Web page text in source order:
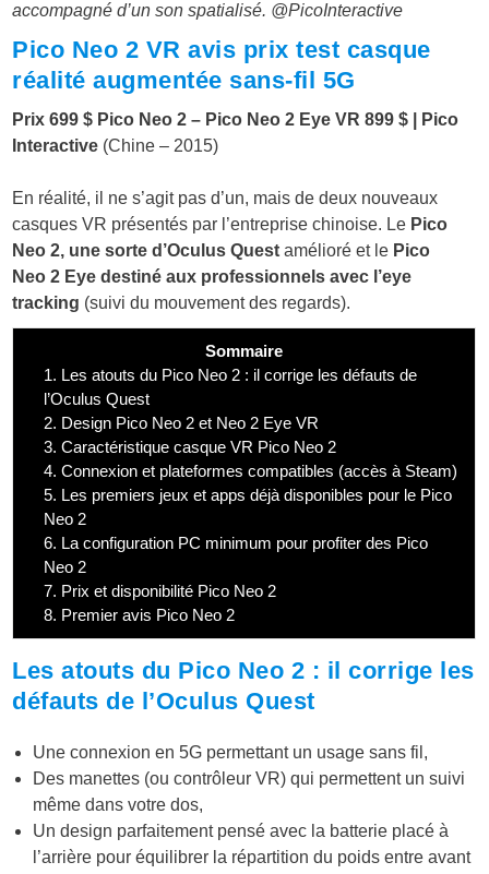
accompagné d’un son spatialisé. @PicoInteractive
Pico Neo 2 VR avis prix test casque
réalité augmentée sans-fil 5G
Prix 699 $ Pico Neo 2 – Pico Neo 2 Eye VR 899 $
Pico
Interactive (Chine – 2015)
En réalité, il ne s’agit pas d’un, mais de deux nouveaux
casques VR présentés par l’entreprise chinoise. Le Pico
Neo 2, une sorte d’Oculus Quest amélioré et le Pico
Neo 2 Eye destiné aux professionnels avec l’eye
tracking (suivi du mouvement des regards).
Sommaire
1. Les atouts du Pico Neo 2 : il corrige les défauts de
l’Oculus Quest
2. Design Pico Neo 2 et Neo 2 Eye VR
3. Caractéristique casque VR Pico Neo 2
4. Connexion et plateformes compatibles (accès à Steam)
5. Les premiers jeux et apps déjà disponibles pour le Pico
Neo 2
6. La configuration PC minimum pour profiter des Pico
Neo 2
7. Prix et disponibilité Pico Neo 2
8. Premier avis Pico Neo 2
Les atouts du Pico Neo 2 : il corrige les
défauts de l’Oculus Quest
Une connexion en 5G permettant un usage sans fil,
Des manettes (ou contrôleur VR) qui permettent un suivi
même dans votre dos,
Un design parfaitement pensé avec la batterie placé à
l’arrière pour équilibrer la répartition du poids entre avant